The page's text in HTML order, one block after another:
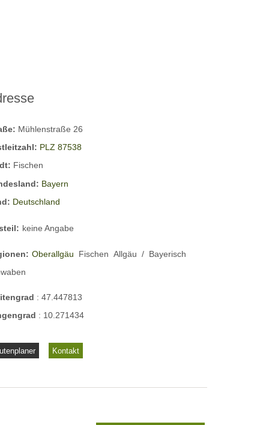
Mühlenstraße 26
PLZ 87538
Fischen
Bayern
Deutschland
keine Angabe
Oberallgäu Fischen Allgäu / Bayerisch
:47.447813
: 10.271434
Kontakt